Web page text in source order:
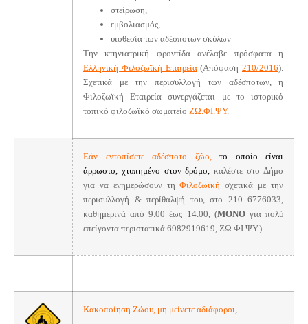
στείρωση,
εμβολιασμός,
υιοθεσία των αδέσποτων σκύλων
Την κτηνιατρική φροντίδα ανέλαβε πρόσφατα η
Ελληνική Φιλοζωϊκή Εταιρεία (Απόφαση 210/2016).
Σχετικά με την περισυλλογή των αδέσποτων, η
Φιλοζωϊκή Εταιρεία συνεργάζεται με το ιστορικό
τοπικό φιλοζωϊκό σωματείο ΖΩ.ΦΙ.ΨΥ.
Εάν εντοπίσετε αδέσποτο ζώο,
το οποίο είναι
άρρωστο, χτυπημένο στον δρόμο, καλέστεστο Δήμο
για να ενημερώσουν τηΦιλοζωϊκή σχετικά με την
περισυλλογή & περίθαλψή του, στο 210 6776033,
καθημερινά από 9.00 έως 14.00, (ΜΟΝΟ για πολύ
επείγοντα περιστατικά 6982919619, ΖΩ.ΦΙ.ΨΥ.).
Κακοποίηση Ζώου, μη μείνετε αδιάφοροι,